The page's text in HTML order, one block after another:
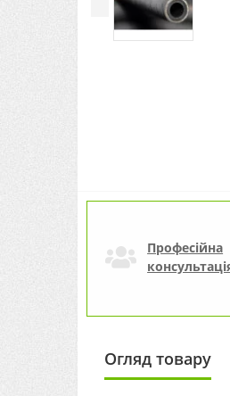
Професійна
Огляд товару